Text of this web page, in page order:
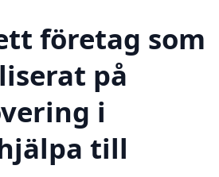
företag som
på
i
till